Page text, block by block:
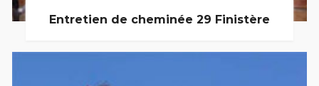
Entretien de cheminée 29 Finistère